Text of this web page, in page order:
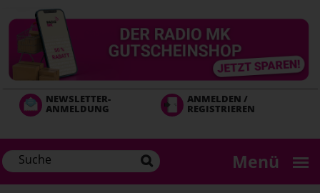
zum
Inhalt
NEWSLETTER-
ANMELDUNG
ANMELDEN /
REGISTRIEREN
Menü